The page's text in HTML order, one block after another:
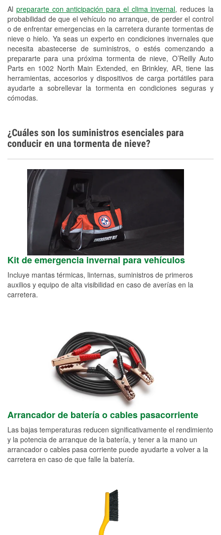
Al prepararte con anticipación para el clima invernal, reduces la
probabilidad de que el vehículo no arranque, de perder el control
o de enfrentar emergencias en la carretera durante tormentas de
nieve o hielo. Ya seas un experto en condiciones invernales que
necesita abastecerse de suministros, o estés comenzando a
prepararte para una próxima tormenta de nieve, O’Reilly Auto
Parts en 1002 North Main Extended, en Brinkley, AR, tiene las
herramientas, accesorios y dispositivos de carga portátiles para
ayudarte a sobrellevar la tormenta en condiciones seguras y
cómodas.
Mangueras hidráulicas a la medida
Snowstorm Supplies
Tornado Supplies
Conoce más
¿Cuáles son los suministros esenciales para
conducir en una tormenta de nieve?
Kit de emergencia invernal para vehículos
Incluye mantas térmicas, linternas, suministros de primeros
auxilios y equipo de alta visibilidad en caso de averías en la
carretera.
Arrancador de batería o cables pasacorriente
Las bajas temperaturas reducen significativamente el rendimiento
y la potencia de arranque de la batería, y tener a la mano un
arrancador o cables pasa corriente puede ayudarte a volver a la
carretera en caso de que falle la batería.